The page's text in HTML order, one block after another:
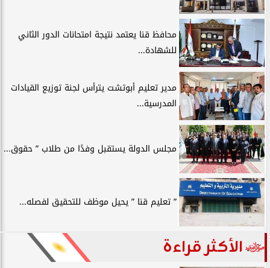
محافظ قنا يعتمد نتيجة امتحانات الدور الثاني
للشهادة...
مدير تعليم أبوتشت يترأس لجنة توزيع القيادات
المدرسية...
مجلس الدولة يستقبل وفدًا من طلاب ” حقوق...
” تعليم قنا ” يحيل موظف للتحقيق لفصله...
الأكثر قراءة